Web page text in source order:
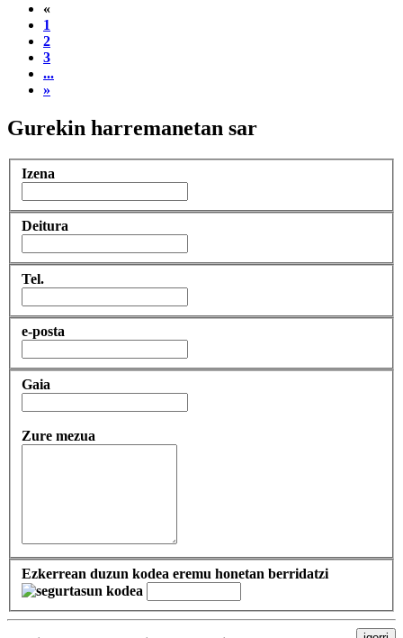
«
1
2
3
...
»
Gurekin harremanetan sar
Izena
Deitura
Tel.
e-posta
Gaia
Zure mezua
Ezkerrean duzun kodea eremu honetan berridatzi